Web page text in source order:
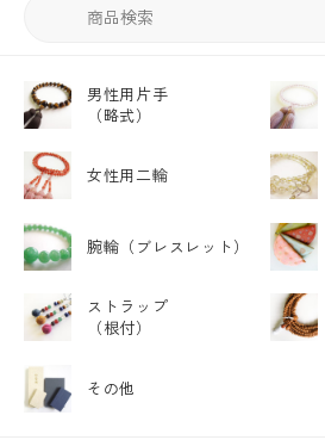
男性用片手
（略式）
女性用二輪
腕輪 （ブレスレット）
ストラップ
（根付）
その他